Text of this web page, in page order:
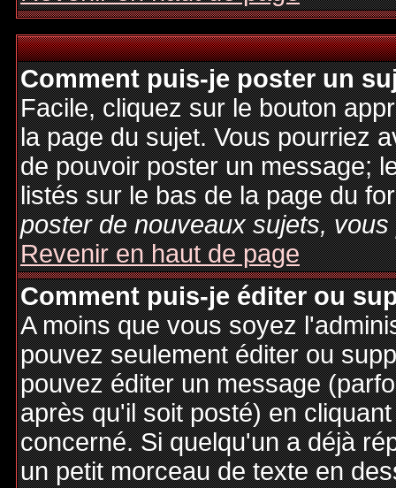
Comment puis-je poster un
Facile, cliquez sur le bouton
la page du sujet. Vous pourriez
de pouvoir poster un message;
listés sur le bas de la page du
poster de nouveaux sujets,
Revenir en haut de page
Comment puis-je éditer ou
A moins que vous soyez
pouvez seulement éditer ou
pouvez éditer un message
après qu'il soit posté) en
concerné. Si quelqu'un a déjà
un petit morceau de texte en